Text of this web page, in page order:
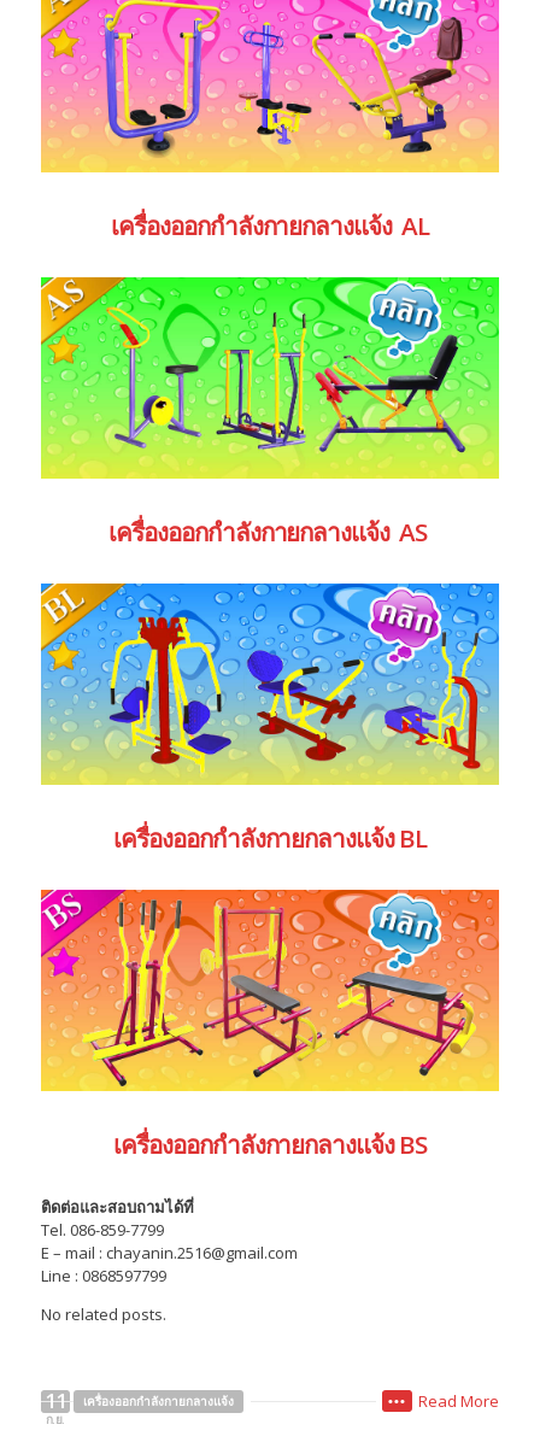
เครื่องออกกำลังกายกลางแจ้ง AL
เครื่องออกกำลังกายกลางแจ้ง AS
เครื่องออกกำลังกายกลางแจ้ง BL
เครื่องออกกำลังกายกลางแจ้ง BS
ติดต่อและสอบถามได้ที่
Tel. 086-859-7799
E – mail : chayanin.2516@gmail.com
Line : 0868597799
No related posts.
11
ก.ย.
เครื่องออกกำลังกายกลางแจ้ง Read More
•••